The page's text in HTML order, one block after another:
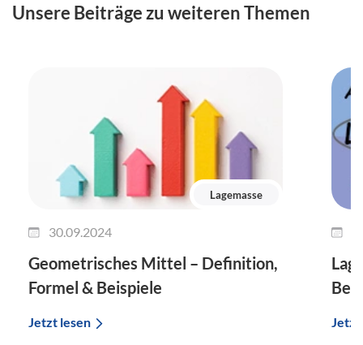
Unsere Beiträge zu weiteren Themen
Lagemasse
30.09.2024
Geometrisches Mittel – Definition,
Formel & Beispiele
Jetzt lesen Jetzt